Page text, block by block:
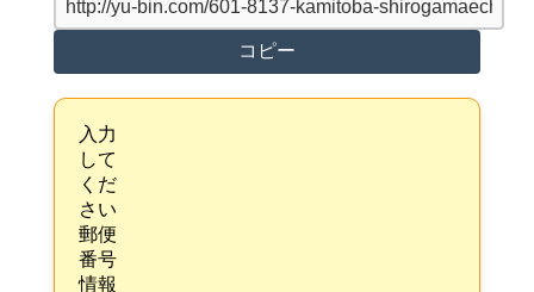
コピー
入力
して
くだ
さい
郵便
番号
情報